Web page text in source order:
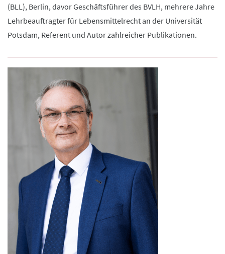
(BLL), Berlin, davor Geschäftsführer des BVLH, mehrere Jahre
Lehrbeauftragter für Lebensmittelrecht an der Universität
Potsdam, Referent und Autor zahlreicher Publikationen.